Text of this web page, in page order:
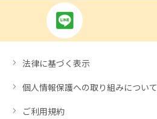
法律に基づく表示
個人情報保護への取り組みについて
ご利用規約